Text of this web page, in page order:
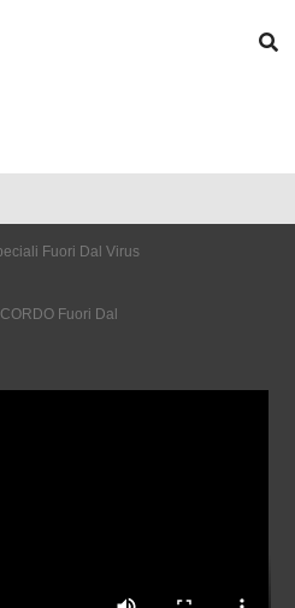
Fuori Dal Virus
Fuori Dal